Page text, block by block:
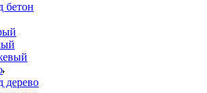
бетон
дерево